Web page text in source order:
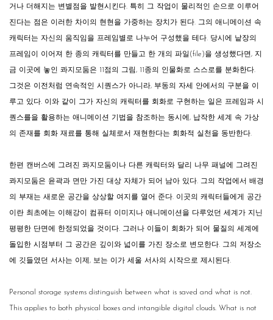
거나 더해지는 변별점을 발현시킨다. 특히 그 작업이 물리적인 손으로 이루어
진다는 점은 이러한 차이의 현현을 가중하는 장치가 된다. 그의 애니메이션 속
캐릭터는 자신의 움직임을 프레임별로 나누어 구성했을 테다. 당시에 낱장의
프레임이 이어져 한 종의 캐릭터를 만들고 한 개의 파일(file)을 생성했다면, 지
금 이곳에 놓인 콰지모둠은 11점의 그림, 11종의 인물화로 스스로를 분화한다.
그것은 이전처럼 연속적인 시퀀스가 아니라, 부동의 자세 안에서의 구분을 이
루고 있다. 이와 같이 그가 자신의 캐릭터를 회화로 구현하는 일은 프레임과 시
퀀스를을 활용하는 애니메이션 기법을 참조하는 동시에, 납작한 세계 속 가상
의 존재를 회화 재료를 통해 실체로서 재현한다는 회화적 실천을 동반한다.
한편 캔버스에 그려진 콰지모둠이나 다른 캐릭터와 달리 나무 패널에 그려진
콰지모둠은 윤곽과 면만 가진 대상 자체가 되어 남아 있다. 그의 작업에서 배경
의 부재는 새로운 공간을 상상할 여지를 열어 준다. 이곳의 캐릭터들에게 공간
이란 최초에는 이해강이 컴퓨터 이미지나 애니메이션을 다루었던 세계가 지닌
평평한 단면에 한정되었을 것이다. 그러나 이들이 회화가 되어 물질의 세계에
돌입한 시점부터 그 공간은 깊이와 넓이를 가진 장소로 변모한다. 그의 저장소
에 깃들였던 서사는 이제, 보는 이가 세울 서사의 시작으로 제시된다.
Personal storage systems distinguish between what is saved and what is not.
This applies to both physical boxes and intangible digital clouds. What is not